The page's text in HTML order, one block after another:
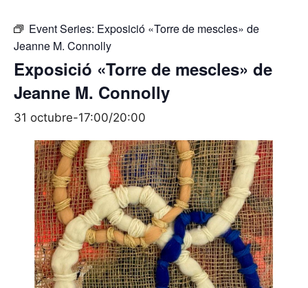
Event Series: Exposició «Torre de mescles» de
Jeanne M. Connolly
Exposició «Torre de mescles» de
Jeanne M. Connolly
31 octubre-17:00/20:00